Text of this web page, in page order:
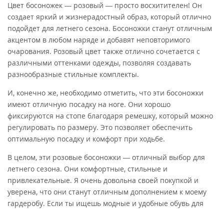
Цвет босоножек — розовый — просто восхитителен! Он
создает яркий и жизнерадостный образ, который отлично
подойдет для летнего сезона. Босоножки станут отличным
акцентом в любом наряде и добавят неповторимого
очарования. Розовый цвет также отлично сочетается с
различными оттенками одежды, позволяя создавать
разнообразные стильные комплекты.
И, конечно же, необходимо отметить, что эти босоножки
имеют отличную посадку на ноге. Они хорошо
фиксируются на стопе благодаря ремешку, который можно
регулировать по размеру. Это позволяет обеспечить
оптимальную посадку и комфорт при ходьбе.
В целом, эти розовые босоножки — отличный выбор для
летнего сезона. Они комфортные, стильные и
привлекательные. Я очень довольна своей покупкой и
уверена, что они станут отличным дополнением к моему
гардеробу. Если ты ищешь модные и удобные обувь для